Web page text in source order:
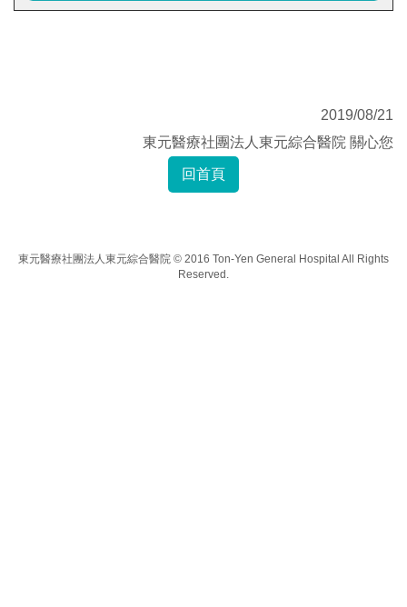
2019/08/21
東元醫療社團法人東元綜合醫院 關心您
回首頁
東元醫療社團法人東元綜合醫院 © 2016 Ton-Yen General Hospital All Rights
Reserved.